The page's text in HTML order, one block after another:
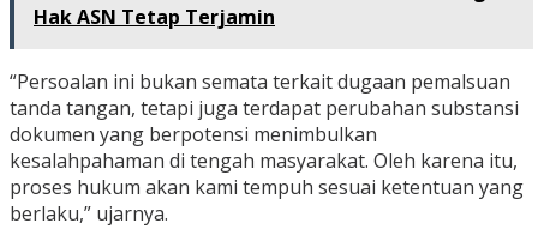
Hak ASN Tetap Terjamin
“Persoalan ini bukan semata terkait dugaan pemalsuan
tanda tangan, tetapi juga terdapat perubahan substansi
dokumen yang berpotensi menimbulkan
kesalahpahaman di tengah masyarakat. Oleh karena itu,
proses hukum akan kami tempuh sesuai ketentuan yang
berlaku,” ujarnya.